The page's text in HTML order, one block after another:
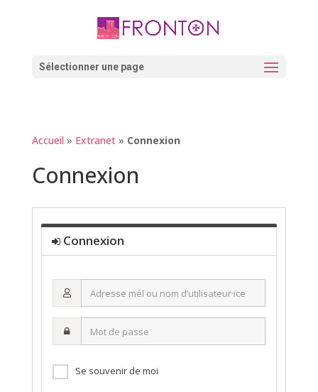
Sélectionner une page
Accueil » Extranet» Connexion
Connexion
Connexion
mél
nom
d’utilisateur·ice
Se souvenir de moi